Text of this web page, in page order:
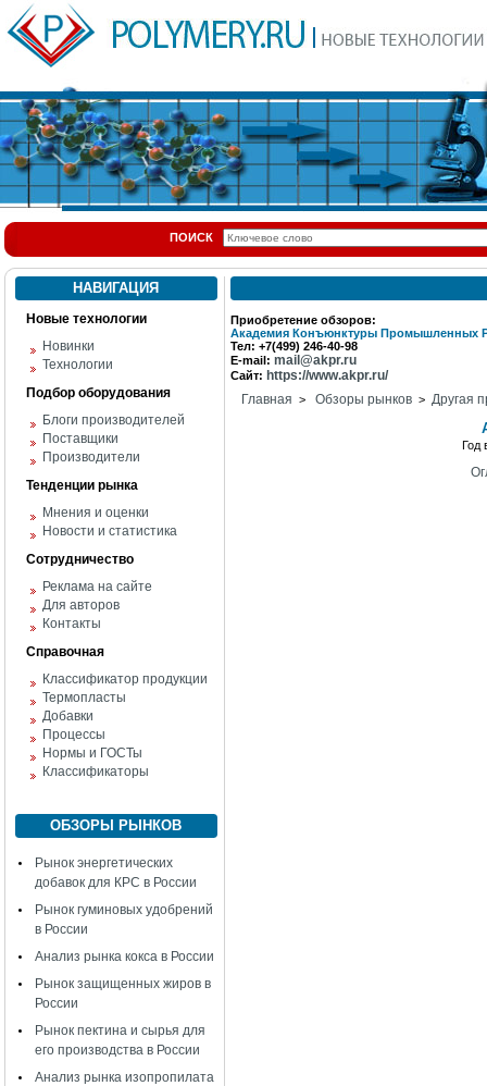
ПОИСК
НАВИГАЦИЯ
Новые технологии
Новинки
Технологии
Подбор оборудования
Блоги производителей
Поставщики
Производители
Тенденции рынка
Мнения и оценки
Новости и статистика
Сотрудничество
Реклама на сайте
Для авторов
Контакты
Справочная
Классификатор продукции
Термопласты
Добавки
Процессы
Нормы и ГОСТы
Классификаторы
ОБЗОРЫ РЫНКОВ
Рынок энергетических
добавок для КРС в России
Рынок гуминовых удобрений
в России
Анализ рынка кокса в России
Рынок защищенных жиров в
России
Рынок пектина и сырья для
его производства в России
Анализ рынка изопропилата
Приобретение обзоров:
Академия Конъюнктуры Промышленных
Тел: +7(499) 246-40-98
E-mail: mail@akpr.ru
Сайт: https://www.akpr.ru/
Главная > Обзоры рынков > Другая
Год